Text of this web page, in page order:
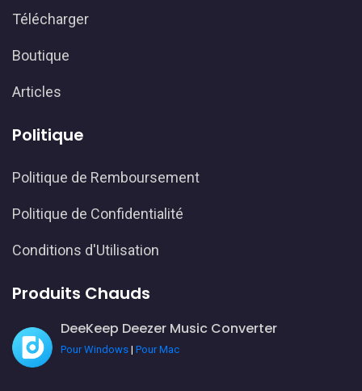
Télécharger
Boutique
Articles
Politique
Politique de Remboursement
Politique de Confidentialité
Conditions d'Utilisation
Produits Chauds
DeeKeep Deezer Music Converter
Pour Windows | Pour Mac